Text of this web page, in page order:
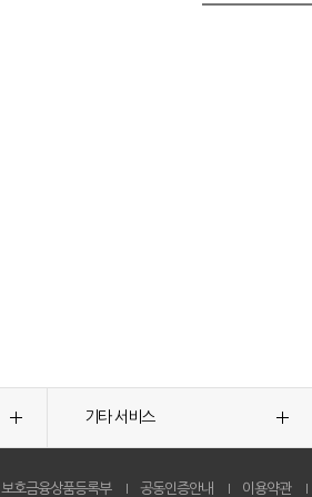
기타 서비스
보호금융상품등록부 공동인증안내 이용약관